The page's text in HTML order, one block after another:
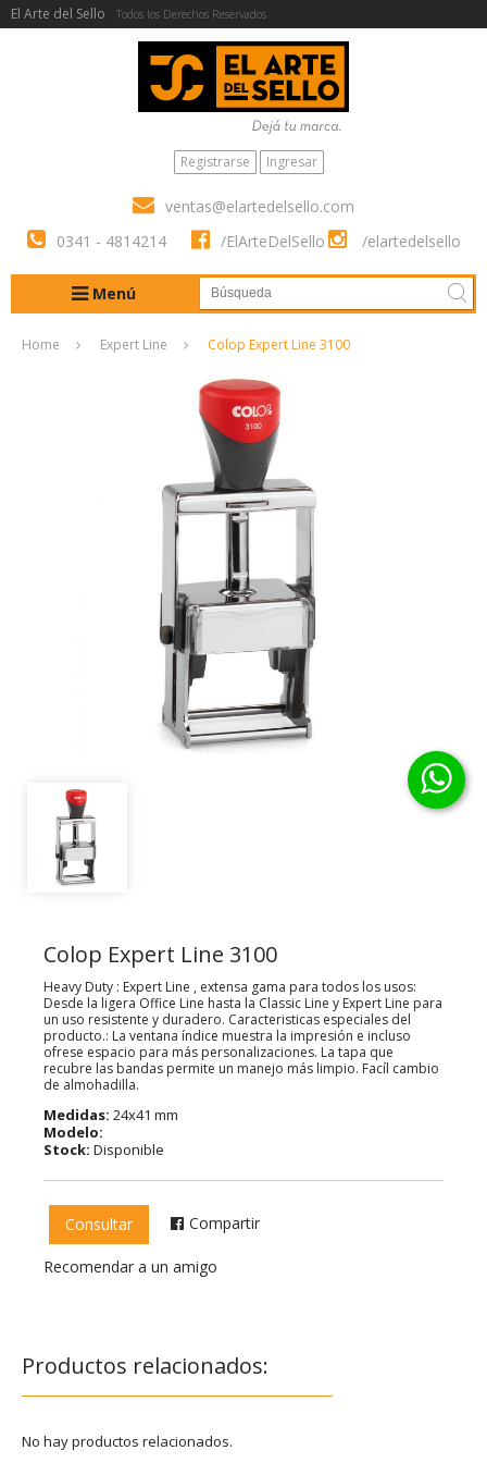
El Arte del Sello Todos los Derechos Reservados
Registrarse Ingresar
ventas@elartedelsello.com
0341 - 4814214
/ElArteDelSello /elartedelsello
Menú
Home Expert Line Colop Expert Line 3100
Colop Expert Line 3100
Heavy Duty : Expert Line , extensa gama para todos los usos:
Desde la ligera Office Line hasta la Classic Line y Expert Line para
un uso resistente y duradero. Caracteristicas especiales del
producto.: La ventana índice muestra la impresión e incluso
ofrese espacio para más personalizaciones. La tapa que
recubre las bandas permite un manejo más limpio. Facíl cambio
de almohadilla.
Medidas:24x41 mm
Modelo:
Stock: Disponible
Consultar Compartir
Recomendar a un amigo
Productos relacionados:
No hay productos relacionados.